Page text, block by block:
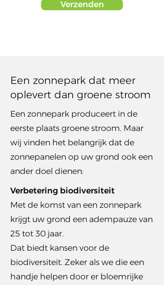
Verzenden
Een zonnepark dat meer
oplevert dan groene stroom
Een zonnepark produceert in de
eerste plaats groene stroom. Maar
wij vinden het belangrijk dat de
zonnepanelen op uw grond ook een
ander doel dienen:
Verbetering biodiversiteit
Met de komst van een zonnepark
krijgt uw grond een adempauze van
25 tot 30 jaar.
Dat biedt kansen voor de
biodiversiteit. Zeker als we die een
handje helpen door er bloemrijke